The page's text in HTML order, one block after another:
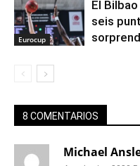
Eurocup
El
seis
8 COMENTARIOS
Michael